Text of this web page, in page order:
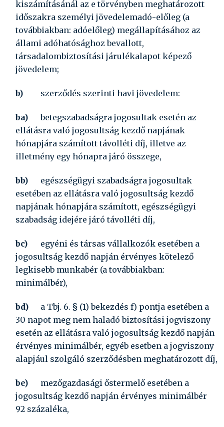
kiszámításánál az e törvényben meghatározott
időszakra személyi jövedelemadó-előleg (a
továbbiakban: adóelőleg) megállapításához az
állami adóhatósághoz bevallott,
társadalombiztosítási járulékalapot képező
jövedelem;
b) szerződés szerinti havi jövedelem:
ba)
betegszabadságra jogosultak esetén az
ellátásra való jogosultság kezdő napjának
hónapjára számított távolléti díj, illetve az
illetmény egy hónapra járó összege,
bb)
egészségügyi szabadságra jogosultak
esetében az ellátásra való jogosultság kezdő
napjának hónapjára számított, egészségügyi
szabadság idejére járó távolléti díj,
bc)
egyéni és társas vállalkozók esetében a
jogosultság kezdő napján érvényes kötelező
legkisebb munkabér (a továbbiakban:
minimálbér),
bd)
a Tbj. 6. § (1) bekezdés f) pontja esetében a
30 napot meg nem haladó biztosítási jogviszony
esetén az ellátásra való jogosultság kezdő napján
érvényes minimálbér, egyéb esetben a jogviszony
alapjául szolgáló szerződésben meghatározott díj,
be)
mezőgazdasági őstermelő esetében a
jogosultság kezdő napján érvényes minimálbér
92 százaléka,